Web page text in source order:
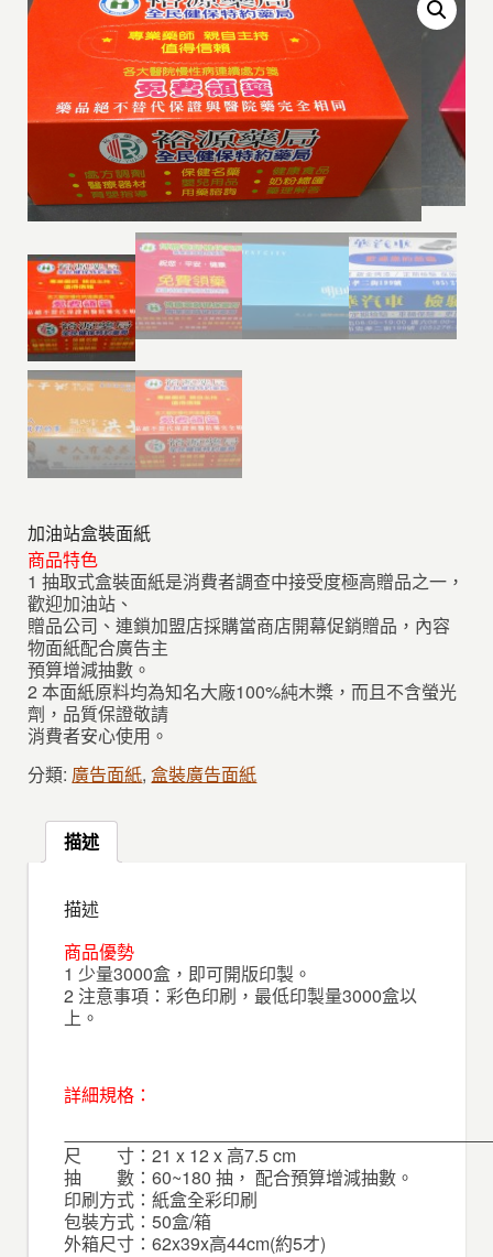
加油站盒裝面紙
商品特色
1 抽取式盒裝面紙是消費者調查中接受度極高贈品之一，
歡迎加油站、
贈品公司、連鎖加盟店採購當商店開幕促銷贈品，內容
物面紙配合廣告主
預算增減抽數。
2 本面紙原料均為知名大廠100%純木槳，而且不含螢光
劑，品質保證敬請
消費者安心使用。
分類: 廣告面紙,盒裝廣告面紙
描述
描述
商品優勢
1 少量3000盒，即可開版印製。
2 注意事項：彩色印刷，最低印製量3000盒以
上。
詳細規格：
尺 寸：21 x 12 x 高7.5 cm
抽 數：60~180 抽， 配合預算增減抽數。
印刷方式：紙盒全彩印刷
包裝方式：50盒/箱
外箱尺寸：62x39x高44cm(約5才)